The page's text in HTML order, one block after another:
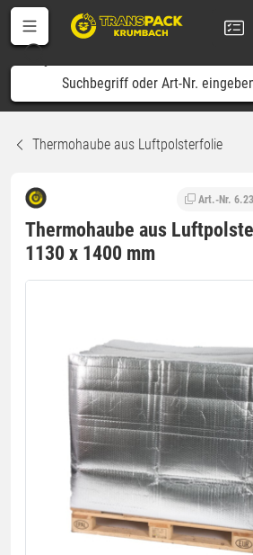
Thermohaube aus Luftpolsterfolie
Art.-Nr.
Thermohaube aus
1130 x 1400 mm